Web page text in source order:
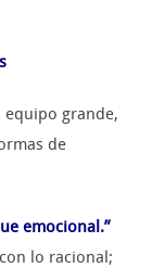
equipo grande,
de
emocional.”
lo racional;